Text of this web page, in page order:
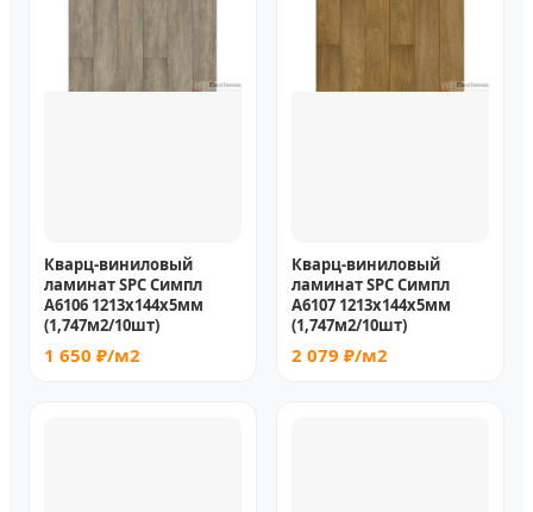
Кварц-виниловый
ламинат SPC Симпл
A6106 1213х144х5мм
(1,747м2/10шт)
1 650 ₽/м2
Кварц-виниловый
ламинат SPC Симпл
A6107 1213х144х5мм
(1,747м2/10шт)
2 079 ₽/м2